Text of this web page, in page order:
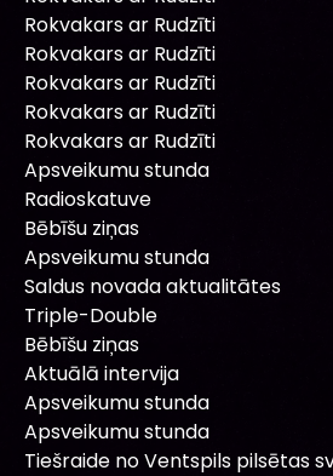
Rokvakars ar Rudzīti
Rokvakars ar Rudzīti
Rokvakars ar Rudzīti
Rokvakars ar Rudzīti
Rokvakars ar Rudzīti
Apsveikumu stunda
Radioskatuve
Bēbīšu ziņas
Apsveikumu stunda
Saldus novada aktualitātes
Triple-Double
Bēbīšu ziņas
Aktuālā intervija
Apsveikumu stunda
Apsveikumu stunda
Tiešraide no Ventspils pilsētas